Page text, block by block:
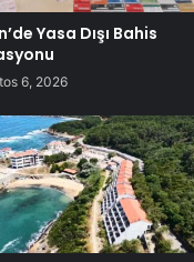
Yasa Dışı Bahis
6, 2026